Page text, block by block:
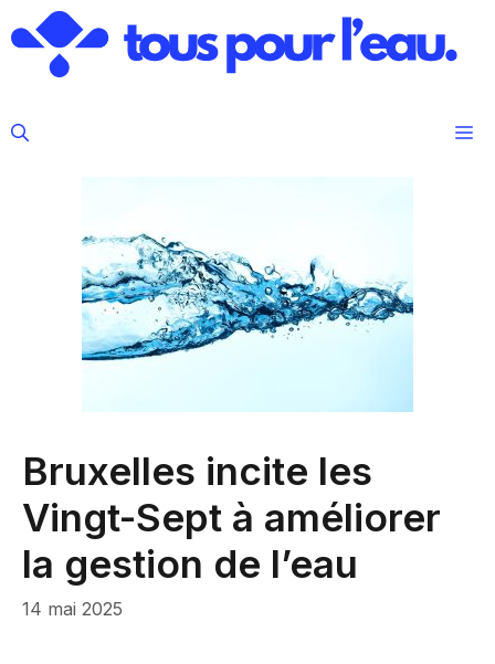
au
contenu
Bruxelles incite les
Vingt-Sept à améliorer
la gestion de l’eau
14 mai 2025